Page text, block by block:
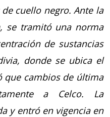
cuello negro. Ante la
se tramitó una norma
de sustancias
donde se ubica el
que cambios de última
a Celco. La
y entró en vigencia en